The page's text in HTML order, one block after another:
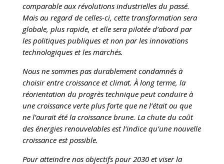
comparable aux révolutions industrielles du passé.
Mais au regard de celles-ci, cette transformation sera
globale, plus rapide, et elle sera pilotée d’abord par
les politiques publiques et non par les innovations
technologiques et les marchés.
Nous ne sommes pas durablement condamnés à
choisir entre croissance et climat. À long terme, la
réorientation du progrès technique peut conduire à
une croissance verte plus forte que ne l’était ou que
ne l’aurait été la croissance brune. La chute du coût
des énergies renouvelables est l’indice qu’une nouvelle
croissance est possible.
Pour atteindre nos objectifs pour 2030 et viser la